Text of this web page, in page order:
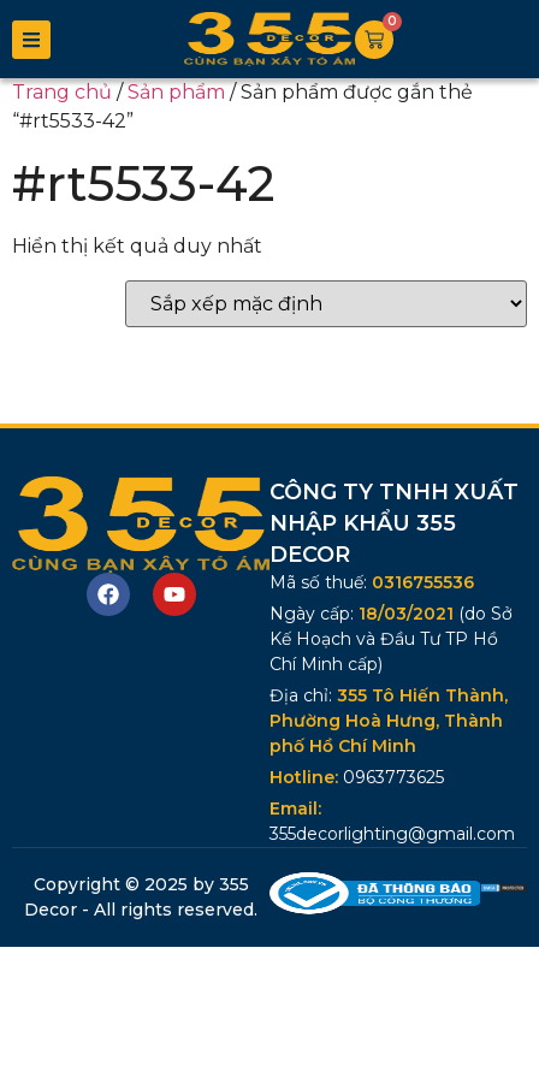
0
Trang chủ/Sản phẩm/ Sản phẩm được gắn thẻ
“#rt5533-42”
#rt5533-42
Hiển thị kết quả duy nhất
CÔNG TY TNHH XUẤT
NHẬP KHẨU 355
DECOR
Mã số thuế: 0316755536
Ngày cấp: 18/03/2021 (do Sở
Kế Hoạch và Đầu Tư TP Hồ
Chí Minh cấp)
Địa chỉ: 355 Tô Hiến Thành,
Phường Hoà Hưng, Thành
phố Hồ Chí Minh
Hotline: 0963773625
Email:
355decorlighting@gmail.com
Copyright © 2025 by 355
Decor - All rights reserved.